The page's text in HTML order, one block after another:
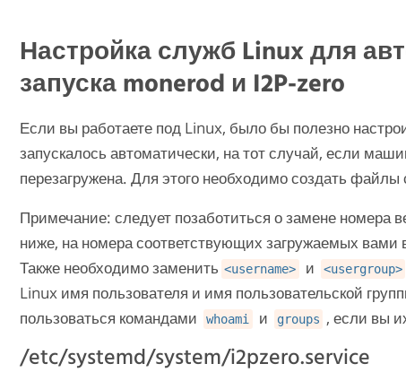
Настройка служб Linux для
запуска monerod и I2P-zero
Если вы работаете под Linux, было бы полезно
запускалось автоматически, на тот случай, если
перезагружена. Для этого необходимо создать
Примечание: следует позаботиться о замене номера
ниже, на номера соответствующих загружаемых
Также необходимо заменить <username> и <usergroup>
Linux имя пользователя и имя пользовательской
пользоваться командами
whoami и groups , если вы
/etc/systemd/system/i2pzero.service